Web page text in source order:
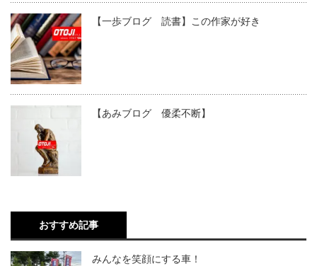
【一歩ブログ 読書】この作家が好き
【あみブログ 優柔不断】
おすすめ記事
みんなを笑顔にする車！